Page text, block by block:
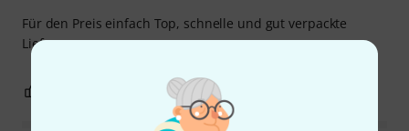
Für den Preis einfach Top, schnelle und gut verpackte
Lieferung.
BEWERTUNG MELDEN